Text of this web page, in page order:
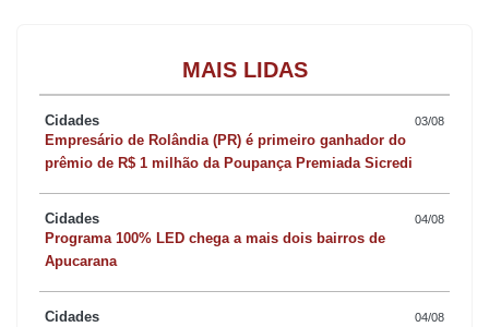
MAIS LIDAS
Cidades 03/08
Empresário de Rolândia (PR) é primeiro ganhador do
prêmio de R$ 1 milhão da Poupança Premiada Sicredi
Cidades 04/08
Programa 100% LED chega a mais dois bairros de
Apucarana
Cidades 04/08